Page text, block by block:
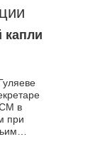
капли
в
при